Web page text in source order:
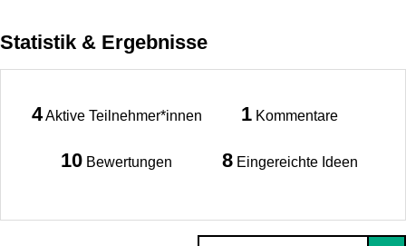
Statistik & Ergebnisse
4 Aktive Teilnehmer*innen 1 Kommentare
10 Bewertungen 8 Eingereichte Ideen